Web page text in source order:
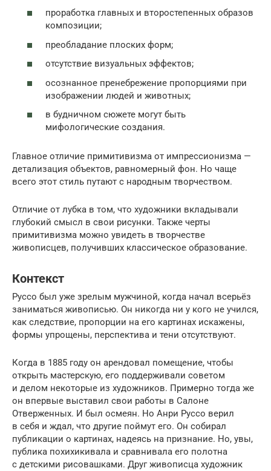
проработка главных и второстепенных образов
композиции;
преобладание плоских форм;
отсутствие визуальных эффектов;
осознанное пренебрежение пропорциями при
изображении людей и животных;
в будничном сюжете могут быть
мифологические создания.
Главное отличие примитивизма от импрессионизма —
детализация объектов, равномерный фон. Но чаще
всего этот стиль путают с народным творчеством.
Отличие от лубка в том, что художники вкладывали
глубокий смысл в свои рисунки. Также черты
примитивизма можно увидеть в творчестве
живописцев, получивших классическое образование.
Контекст
Руссо был уже зрелым мужчиной, когда начал всерьёз
заниматься живописью. Он никогда ни у кого не учился,
как следствие, пропорции на его картинах искажены,
формы упрощены, перспектива и тени отсутствуют.
Когда в 1885 году он арендовал помещение, чтобы
открыть мастерскую, его поддерживали советом
и делом некоторые из художников. Примерно тогда же
он впервые выставил свои работы в Салоне
Отверженных. И был осмеян. Но Анри Руссо верил
в себя и ждал, что другие поймут его. Он собирал
публикации о картинах, надеясь на признание. Но, увы,
публика похихикивала и сравнивала его полотна
с детскими рисовашками. Друг живописца художник